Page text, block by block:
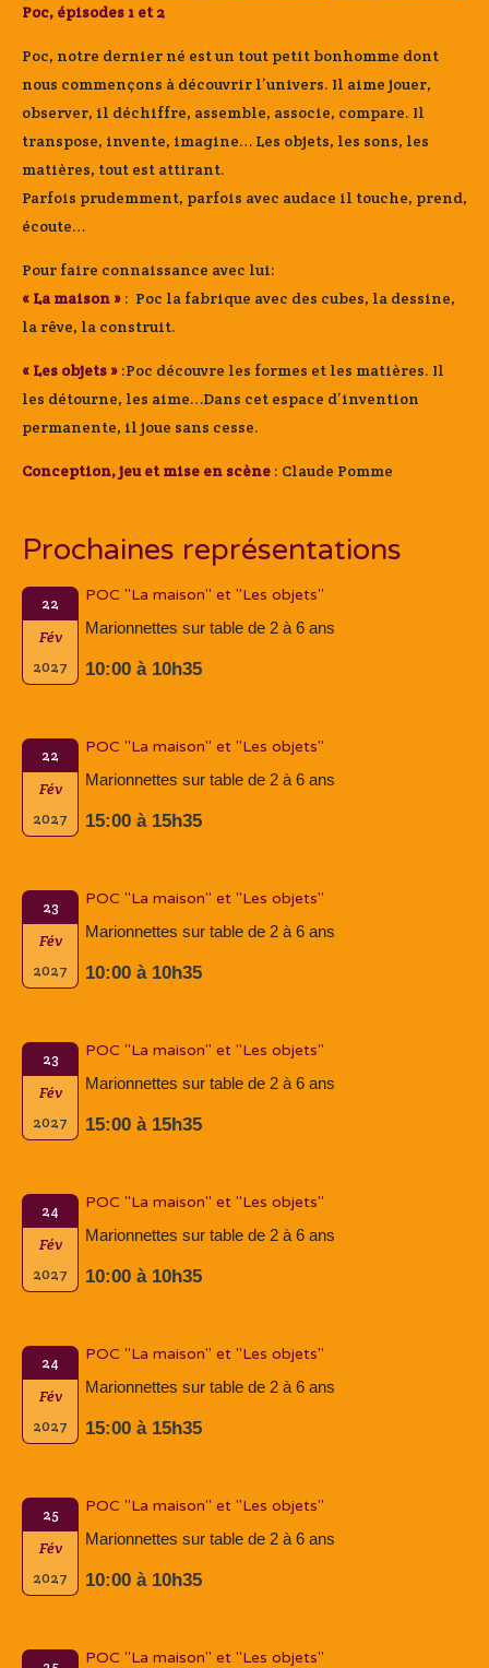
Poc, épisodes 1 et 2
Poc, notre dernier né est un tout petit bonhomme dont
nous commençons à découvrir l’univers. Il aime jouer,
observer, il déchiffre, assemble, associe, compare. Il
transpose, invente, imagine… Les objets, les sons, les
matières, tout est attirant.
Parfois prudemment, parfois avec audace il touche, prend,
écoute…
Pour faire connaissance avec lui:
« La maison » : Poc la fabrique avec des cubes, la dessine,
la rêve, la construit.
« Les objets » :Poc découvre les formes et les matières. Il
les détourne, les aime…Dans cet espace d’invention
permanente, il joue sans cesse.
Conception, jeu et mise en scène : Claude Pomme
Prochaines représentations
22
Fév
2027
POC "La maison" et "Les objets"
Marionnettes sur table de 2 à 6 ans
10:00 à 10h35
22
Fév
2027
POC "La maison" et "Les objets"
Marionnettes sur table de 2 à 6 ans
15:00 à 15h35
23
Fév
2027
POC "La maison" et "Les objets"
Marionnettes sur table de 2 à 6 ans
10:00 à 10h35
23
Fév
2027
POC "La maison" et "Les objets"
Marionnettes sur table de 2 à 6 ans
15:00 à 15h35
24
Fév
2027
POC "La maison" et "Les objets"
Marionnettes sur table de 2 à 6 ans
10:00 à 10h35
24
Fév
2027
POC "La maison" et "Les objets"
Marionnettes sur table de 2 à 6 ans
15:00 à 15h35
25
Fév
2027
POC "La maison" et "Les objets"
Marionnettes sur table de 2 à 6 ans
10:00 à 10h35
POC "La maison" et "Les objets"